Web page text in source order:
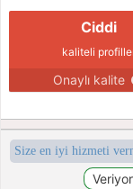
Ciddi
kaliteli
Onaylı kalite
Size en iyi hizmeti